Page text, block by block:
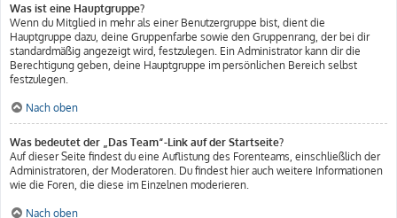
Was ist eine Hauptgruppe?
Wenn du Mitglied in mehr als einer Benutzergruppe bist, dient die
Hauptgruppe dazu, deine Gruppenfarbe sowie den Gruppenrang, der bei dir
standardmäßig angezeigt wird, festzulegen. Ein Administrator kann dir die
Berechtigung geben, deine Hauptgruppe im persönlichen Bereich selbst
festzulegen.
Nach oben
Was bedeutet der „Das Team“-Link auf der Startseite?
Auf dieser Seite findest du eine Auflistung des Forenteams, einschließlich der
Administratoren, der Moderatoren. Du findest hier auch weitere Informationen
wie die Foren, die diese im Einzelnen moderieren.
Nach oben